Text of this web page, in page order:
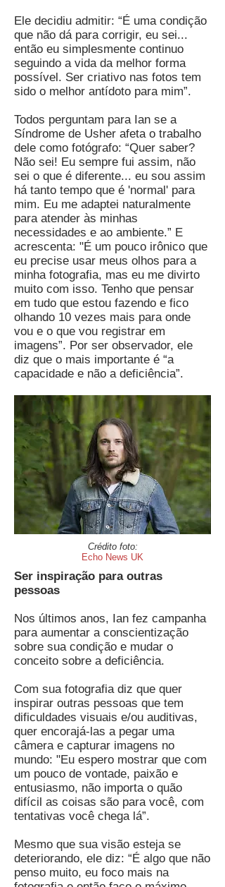
Ele decidiu admitir: “É uma condição
que não dá para corrigir, eu sei...
então eu simplesmente continuo
seguindo a vida da melhor forma
possível. Ser criativo nas fotos tem
sido o melhor antídoto para mim”.
Todos perguntam para Ian se a
Síndrome de Usher afeta o trabalho
dele como fotógrafo: “Quer saber?
Não sei! Eu sempre fui assim, não
sei o que é diferente... eu sou assim
há tanto tempo que é 'normal' para
mim. Eu me adaptei naturalmente
para atender às minhas
necessidades e ao ambiente.” E
acrescenta: "É um pouco irônico que
eu precise usar meus olhos para a
minha fotografia, mas eu me divirto
muito com isso. Tenho que pensar
em tudo que estou fazendo e fico
olhando 10 vezes mais para onde
vou e o que vou registrar em
imagens”. Por ser observador, ele
diz que o mais importante é “a
capacidade e não a deficiência”.
Crédito foto:
Echo News UK
Ser inspiração para outras
pessoas
Nos últimos anos, Ian fez campanha
para aumentar a conscientização
sobre sua condição e mudar o
conceito sobre a deficiência.
Com sua fotografia diz que quer
inspirar outras pessoas que tem
dificuldades visuais e/ou auditivas,
quer encorajá-las a pegar uma
câmera e capturar imagens no
mundo: "Eu espero mostrar que com
um pouco de vontade, paixão e
entusiasmo, não importa o quão
difícil as coisas são para você, com
tentativas você chega lá”.
Mesmo que sua visão esteja se
deteriorando, ele diz: “É algo que não
penso muito, eu foco mais na